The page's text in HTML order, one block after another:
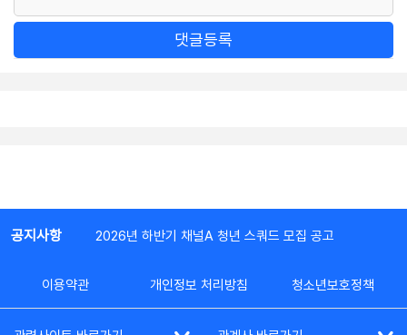
댓글등록
공지사항 2026년 하반기 채널A 청년 스쿼드 모집 공고
이용약관 개인정보 처리방침 청소년보호정책